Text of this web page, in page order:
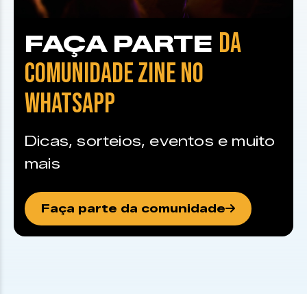
FAÇA PARTE DA
COMUNIDADE ZINE NO
WHATSAPP
Dicas, sorteios, eventos e muito
mais
Faça parte da comunidade